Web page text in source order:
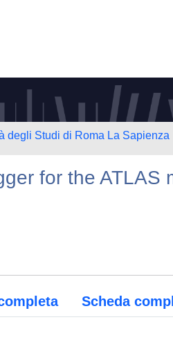
degli Studi di Roma La Sapienza
for the ATLAS
Scheda